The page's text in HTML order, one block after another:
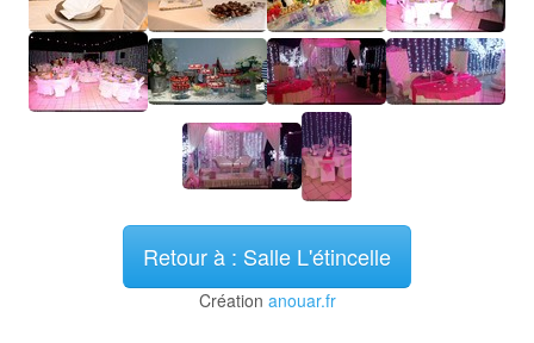
Retour à : Salle L'étincelle
Création anouar.fr